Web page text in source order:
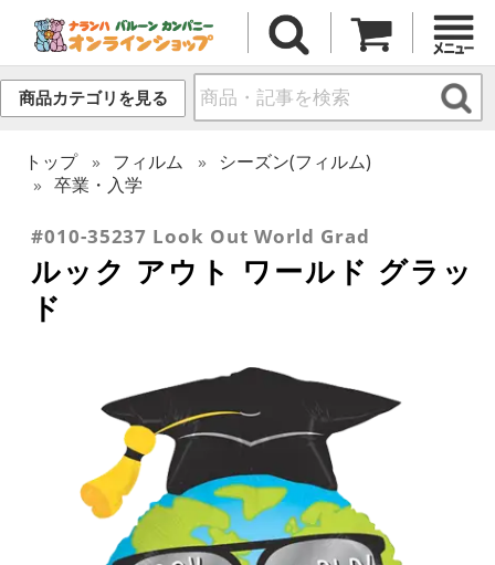
商品カテゴリを見る
トップ フィルム
シーズン(フィルム)
卒業・入学
#010-35237 Look Out World Grad
ルック アウト ワールド グラッ
ド